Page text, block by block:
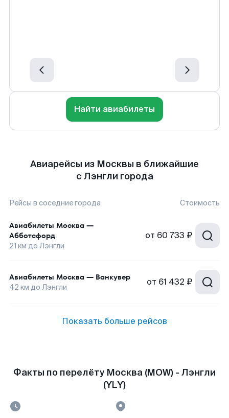
Найти авиабилеты
Авиарейсы из Москвы в ближайшие
с Лэнгли города
Рейсы в соседние города Стоимость
Авиабилеты Москва —
Абботсфорд
21 км до Лэнгли
от 60 733 ₽
Авиабилеты Москва — Ванкувер
42 км до Лэнгли от 61 432 ₽
Показать больше рейсов
Факты по перелёту Москва (MOW) - Лэнгли
(YLY)